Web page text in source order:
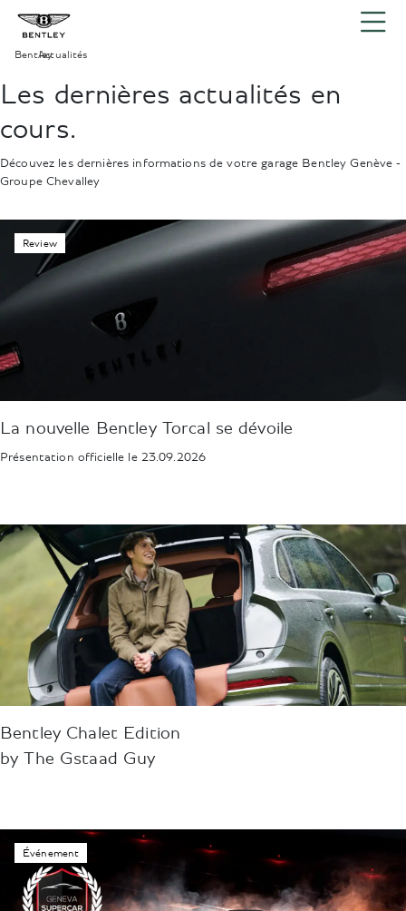
Bentley
›
Actualités
Les dernières actualités en
cours.
Découvez les dernières informations de votre garage Bentley Genève -
Groupe Chevalley
La nouvelle Bentley Torcal se dévoile
Présentation officielle le 23.09.2026
Review
Bentley Chalet Edition
by The Gstaad Guy
Événement